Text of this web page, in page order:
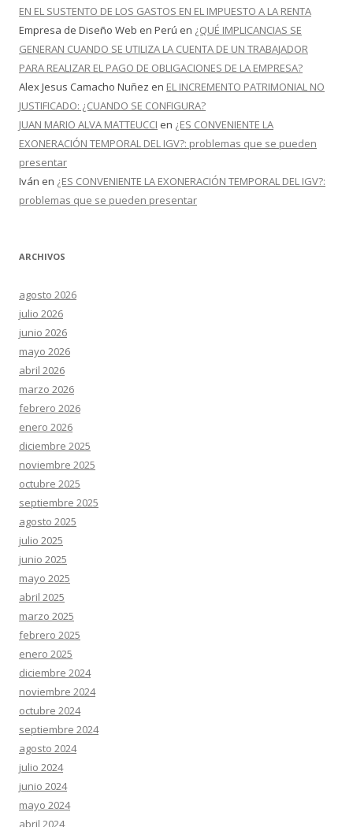
EN EL SUSTENTO DE LOS GASTOS EN EL IMPUESTO A LA RENTA
Empresa de Diseño Web en Perú en ¿QUÉ IMPLICANCIAS SE
GENERAN CUANDO SE UTILIZA LA CUENTA DE UN TRABAJADOR
PARA REALIZAR EL PAGO DE OBLIGACIONES DE LA EMPRESA?
Alex Jesus Camacho Nuñez en EL INCREMENTO PATRIMONIAL NO
JUSTIFICADO: ¿CUANDO SE CONFIGURA?
JUAN MARIO ALVA MATTEUCCI en ¿ES CONVENIENTE LA
EXONERACIÓN TEMPORAL DEL IGV?: problemas que se pueden
presentar
Iván en ¿ES CONVENIENTE LA EXONERACIÓN TEMPORAL DEL IGV?:
problemas que se pueden presentar
ARCHIVOS
agosto 2026
julio 2026
junio 2026
mayo 2026
abril 2026
marzo 2026
febrero 2026
enero 2026
diciembre 2025
noviembre 2025
octubre 2025
septiembre 2025
agosto 2025
julio 2025
junio 2025
mayo 2025
abril 2025
marzo 2025
febrero 2025
enero 2025
diciembre 2024
noviembre 2024
octubre 2024
septiembre 2024
agosto 2024
julio 2024
junio 2024
mayo 2024
abril 2024